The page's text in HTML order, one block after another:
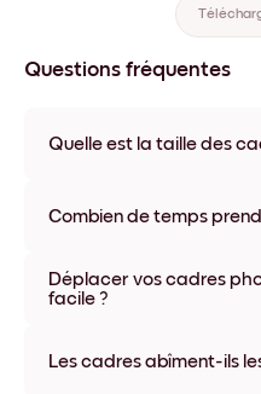
Questions fréquentes
Quelle est la taille des
matériaux et coloris
Combien de temps
généralement une semaine.
certains pays. Un numéro de
Déplacer vos cadres
facile ?
l'infini, sans abîmer vos murs.
Les cadres abîment-ils